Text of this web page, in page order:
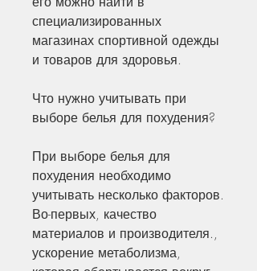
специализированных
магазинах спортивной одежды
и товаров для здоровья.
Что нужно учитывать при
выборе белья для похудения?
При выборе белья для
похудения необходимо
учитывать несколько факторов.
Во-первых, качество
материалов и производителя.,
ускорение метаболизма,